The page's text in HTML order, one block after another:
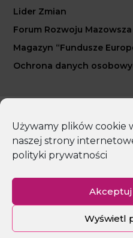
Używamy plików cookie
naszej strony
polityki prywatności
Akceptuj
Wyświetl
Lider Zmian
Forum Rozwoju Mazowsza
Magazyn “Fundusze
Ochrona danych
Copyright 2026 Mazowiecka
Programów Unijnych
Polityka prywatności